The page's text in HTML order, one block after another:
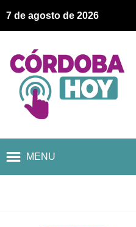
7 de agosto de 2026
MENU